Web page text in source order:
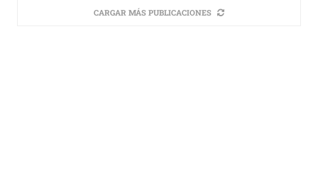
CARGAR MÁS PUBLICACIONES